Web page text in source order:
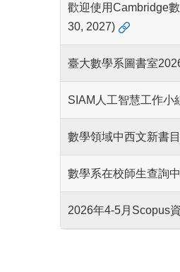
歡迎使用Cambridge
30, 2027)
臺大數學系圖書室
SIAM人工智慧工作小
數學領域中西文新書
數學系在校師生查詢
2026年4-5月Scopus